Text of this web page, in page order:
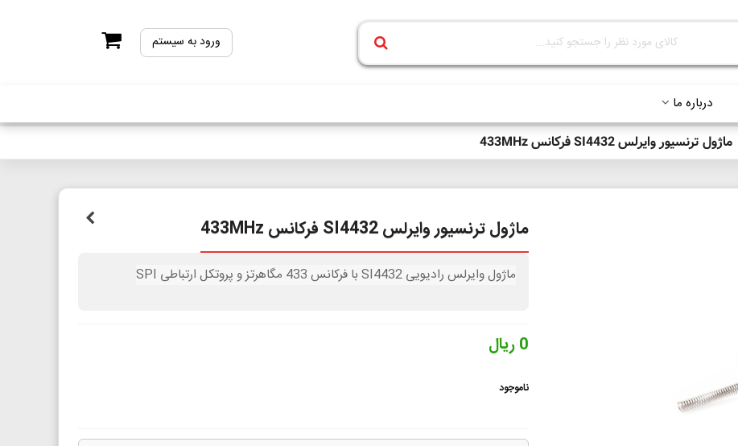
ورود به سیستم
درباره ما
ماژول ترنسیور وایرلس SI4432 فرکانس 433MHz
ماژول ترنسیور وایرلس SI4432 فرکانس 433MHz
ماژول وایرلس رادیویی SI4432 با فرکانس 433 مگاهرتز و پروتکل ارتباطی SPI
0 ریال
ناموجود